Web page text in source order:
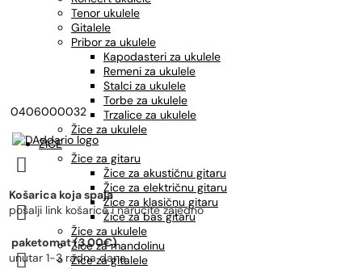
Tenor ukulele
Gitalele
Pribor za ukulele
Kapodasteri za ukulele
Remeni za ukulele
Stalci za ukulele
Torbe za ukulele
Trzalice za ukulele
Žice za ukulele
ŽICE
Žice za gitaru
Žice za akustičnu gitaru
Žice za električnu gitaru
Žice za klasičnu gitaru
Žice za bas gitaru
Žice za ukulele
Žice za mandolinu
Žice za gitalele
0406000032

Košarica koja spaja
pošalji link košarice i naručite zajedno

paketomat (3,00€)
unutar 1-3 radna dana
